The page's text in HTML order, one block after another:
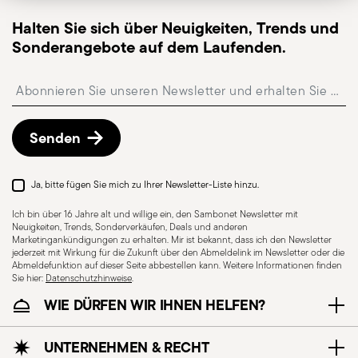
Spülmaschinenfest
Abholstation : in Italien ist die Lieferung an eine
Abholstation möglich und kann beim Checkout
Kostenlose Rückgabe innerhalb von 30 Tagenab
Rückgaberichtlinien-Seite
Vorgehensweise.
Halten Sie sich über Neuigkeiten, Trends und
Sonderangebote auf dem Laufenden.
Senden
Ja, bitte fügen Sie mich zu Ihrer Newsletter-Liste hinzu.
Ich bin über 16 Jahre alt und willige ein, den Sambonet Newsletter mit
Neuigkeiten, Trends, Sonderverkäufen, Deals und anderen
Marketingankündigungen zu erhalten. Mir ist bekannt, dass ich den Newsletter
jederzeit mit Wirkung für die Zukunft über den Abmeldelink im Newsletter oder die
Abmeldefunktion auf dieser Seite abbestellen kann. Weitere Informationen finden
Sie hier: Datenschutzhinweise.
WIE DÜRFEN WIR IHNEN HELFEN?
UNTERNEHMEN & RECHT